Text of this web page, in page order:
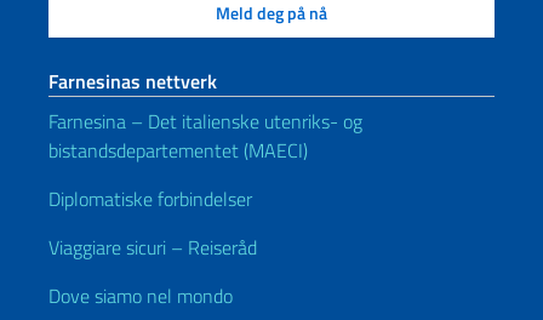
Farnesinas nettverk
Farnesina – Det italienske utenriks- og
bistandsdepartementet (MAECI)
Diplomatiske forbindelser
Viaggiare sicuri – Reiseråd
Dove siamo nel mondo